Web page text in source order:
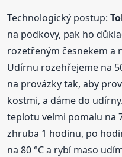
Technologický postup:
na podkovy, pak ho
rozetřeným česnekem a
Udírnu rozehřejeme na
na provázky tak, aby
kostmi, a dáme do
teplotu velmi pomalu na
zhruba 1 hodinu, po
na 80 °C a rybí maso